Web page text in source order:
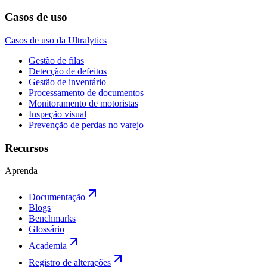
Casos de uso
Casos de uso da Ultralytics
Gestão de filas
Detecção de defeitos
Gestão de inventário
Processamento de documentos
Monitoramento de motoristas
Inspeção visual
Prevenção de perdas no varejo
Recursos
Aprenda
Documentação
Blogs
Benchmarks
Glossário
Academia
Registro de alterações